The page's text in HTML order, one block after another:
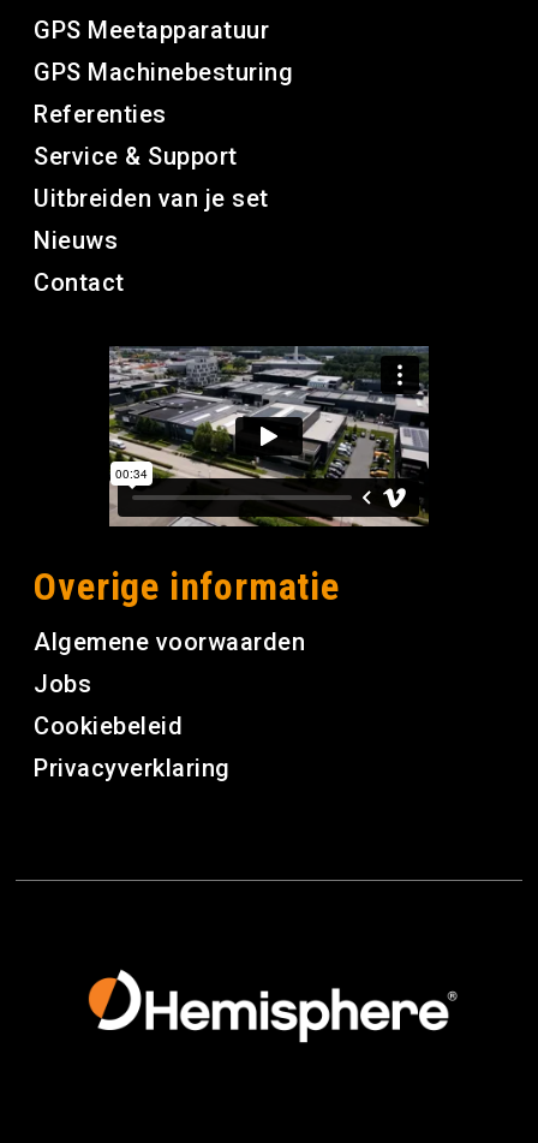
GPS Meetapparatuur
GPS Machinebesturing
Referenties
Service & Support
Uitbreiden van je set
Nieuws
Contact
Overige informatie
Algemene voorwaarden
Jobs
Cookiebeleid
Privacyverklaring